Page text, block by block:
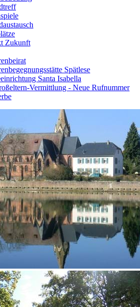
Zukunft
Spätlese
Santa Isabella
Vermittlung - Neue Rufnummer